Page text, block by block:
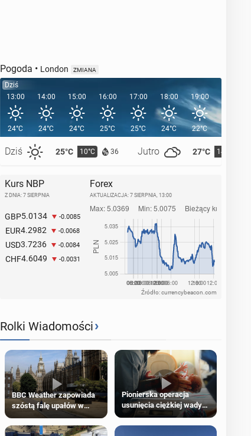
Pogoda • London ZMIANA
Dziś
13:00
24°C
Dziś 25°C 10°C 36 Jutro 27°C 14°C
14:00
24°C
15:00
24°C
16:00
25°C
17:00
25°C
18:00
24°C
19:00
22°C
20:00
Kurs NBP
Z DNIA: 7 SIERPNIA
GBP5.0134 -0.0085
EUR4.2982 -0.0068
USD3.7236 -0.0084
CHF4.6049 -0.0031
Forex
AKTUALIZACJA: 7 SIERPNIA, 13:00
Źródło: currencybeacon.com
Rolki Wiadomości›
BBC Weather zapowiada
szóstą falę upałów w
Pionierska operacja
usunięcia ciężkiej wady
wrodzonej płodu w łonie
matki